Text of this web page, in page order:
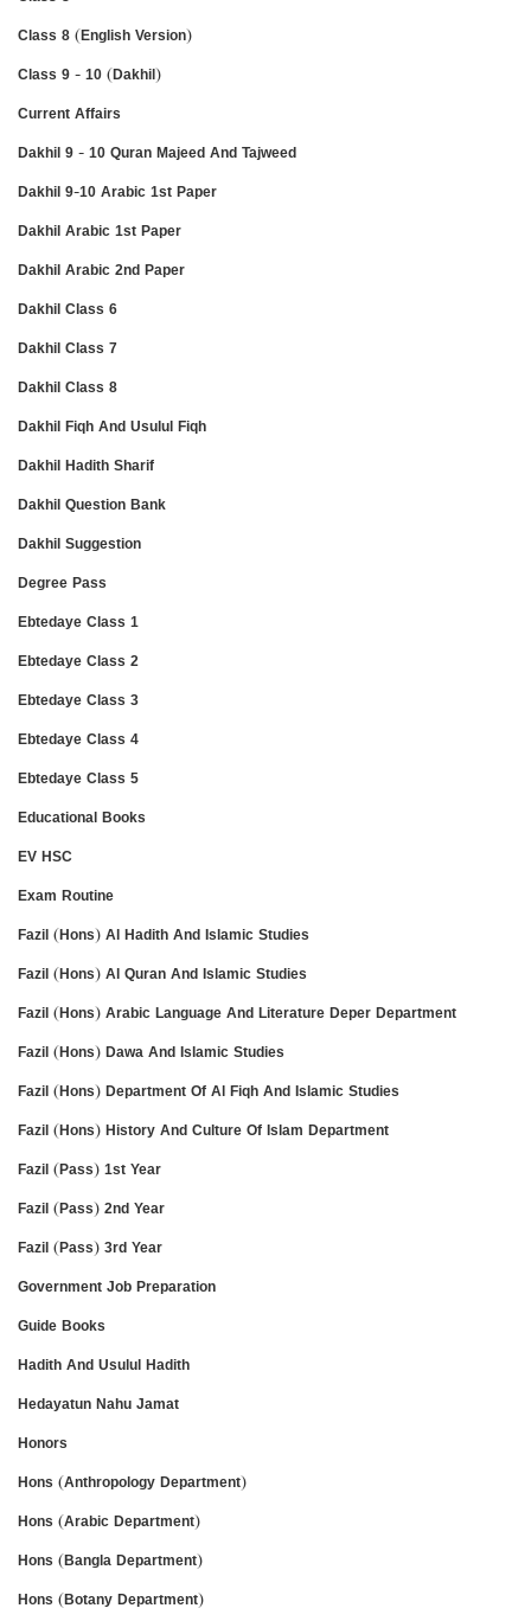
Class 8 (English Version)
Class 9 - 10 (Dakhil)
Current Affairs
Dakhil 9 - 10 Quran Majeed And Tajweed
Dakhil 9-10 Arabic 1st Paper
Dakhil Arabic 1st Paper
Dakhil Arabic 2nd Paper
Dakhil Class 6
Dakhil Class 7
Dakhil Class 8
Dakhil Fiqh And Usulul Fiqh
Dakhil Hadith Sharif
Dakhil Question Bank
Dakhil Suggestion
Degree Pass
Ebtedaye Class 1
Ebtedaye Class 2
Ebtedaye Class 3
Ebtedaye Class 4
Ebtedaye Class 5
Educational Books
EV HSC
Exam Routine
Fazil (Hons) Al Hadith And Islamic Studies
Fazil (Hons) Al Quran And Islamic Studies
Fazil (Hons) Arabic Language And Literature Deper Department
Fazil (Hons) Dawa And Islamic Studies
Fazil (Hons) Department Of Al Fiqh And Islamic Studies
Fazil (Hons) History And Culture Of Islam Department
Fazil (Pass) 1st Year
Fazil (Pass) 2nd Year
Fazil (Pass) 3rd Year
Government Job Preparation
Guide Books
Hadith And Usulul Hadith
Hedayatun Nahu Jamat
Honors
Hons (Anthropology Department)
Hons (Arabic Department)
Hons (Bangla Department)
Hons (Botany Department)